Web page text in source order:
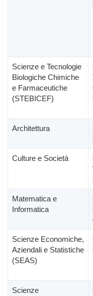
Scienze e Tecnologie
Biologiche Chimiche
e Farmaceutiche
(STEBICEF)
Architettura
Culture e Società
Matematica e
Informatica
Scienze Economiche,
Aziendali e Statistiche
(SEAS)
Scienze